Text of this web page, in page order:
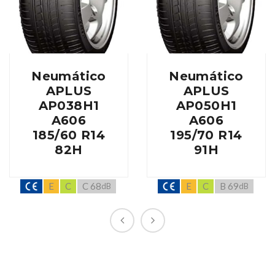
Neumático
APLUS
AP038H1
A606
185/60 R14
82H
E C C 68dB
Neumático
APLUS
AP050H1
A606
195/70 R14
91H
E C B 69dB